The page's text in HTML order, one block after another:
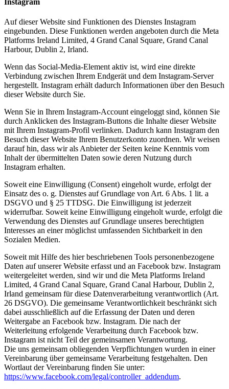
Instagram
Auf dieser Website sind Funktionen des Dienstes Instagram
eingebunden. Diese Funktionen werden angeboten durch die Meta
Platforms Ireland Limited, 4 Grand Canal Square, Grand Canal
Harbour, Dublin 2, Irland.
Wenn das Social-Media-Element aktiv ist, wird eine direkte
Verbindung zwischen Ihrem Endgerät und dem Instagram-Server
hergestellt. Instagram erhält dadurch Informationen über den Besuch
dieser Website durch Sie.
Wenn Sie in Ihrem Instagram-Account eingeloggt sind, können Sie
durch Anklicken des Instagram-Buttons die Inhalte dieser Website
mit Ihrem Instagram-Profil verlinken. Dadurch kann Instagram den
Besuch dieser Website Ihrem Benutzerkonto zuordnen. Wir weisen
darauf hin, dass wir als Anbieter der Seiten keine Kenntnis vom
Inhalt der übermittelten Daten sowie deren Nutzung durch
Instagram erhalten.
Soweit eine Einwilligung (Consent) eingeholt wurde, erfolgt der
Einsatz des o. g. Dienstes auf Grundlage von Art. 6 Abs. 1 lit. a
DSGVO und § 25 TTDSG. Die Einwilligung ist jederzeit
widerrufbar. Soweit keine Einwilligung eingeholt wurde, erfolgt die
Verwendung des Dienstes auf Grundlage unseres berechtigten
Interesses an einer möglichst umfassenden Sichtbarkeit in den
Sozialen Medien.
Soweit mit Hilfe des hier beschriebenen Tools personenbezogene
Daten auf unserer Website erfasst und an Facebook bzw. Instagram
weitergeleitet werden, sind wir und die Meta Platforms Ireland
Limited, 4 Grand Canal Square, Grand Canal Harbour, Dublin 2,
Irland gemeinsam für diese Datenverarbeitung verantwortlich (Art.
26 DSGVO). Die gemeinsame Verantwortlichkeit beschränkt sich
dabei ausschließlich auf die Erfassung der Daten und deren
Weitergabe an Facebook bzw. Instagram. Die nach der
Weiterleitung erfolgende Verarbeitung durch Facebook bzw.
Instagram ist nicht Teil der gemeinsamen Verantwortung.
Die uns gemeinsam obliegenden Verpflichtungen wurden in einer
Vereinbarung über gemeinsame Verarbeitung festgehalten. Den
Wortlaut der Vereinbarung finden Sie unter:
https://www.facebook.com/legal/controller_addendum.